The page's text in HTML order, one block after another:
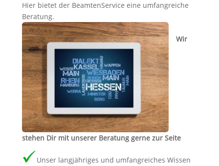
Hier bietet der BeamtenService eine umfangreiche
Beratung.
Wir
stehen Dir mit unserer Beratung gerne zur Seite
Unser langjähriges und umfangreiches Wissen